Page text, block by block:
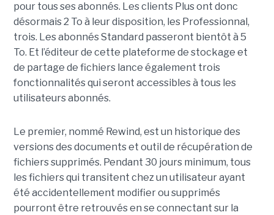
pour tous ses abonnés. Les clients Plus ont donc
désormais 2 To à leur disposition, les Professionnal,
trois. Les abonnés Standard passeront bientôt à 5
To. Et l’éditeur de cette plateforme de stockage et
de partage de fichiers lance également trois
fonctionnalités qui seront accessibles à tous les
utilisateurs abonnés.
Le premier, nommé Rewind, est un historique des
versions des documents et outil de récupération de
fichiers supprimés. Pendant 30 jours minimum, tous
les fichiers qui transitent chez un utilisateur ayant
été accidentellement modifier ou supprimés
pourront être retrouvés en se connectant sur la